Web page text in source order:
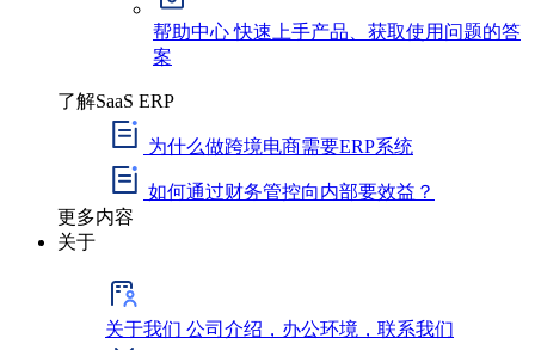
帮助中心快速上手产品、获取使用问题的答
案
了解SaaS ERP
为什么做跨境电商需要ERP系统
如何通过财务管控向内部要效益？
更多内容
关于
关于我们 公司介绍，办公环境，联系我们